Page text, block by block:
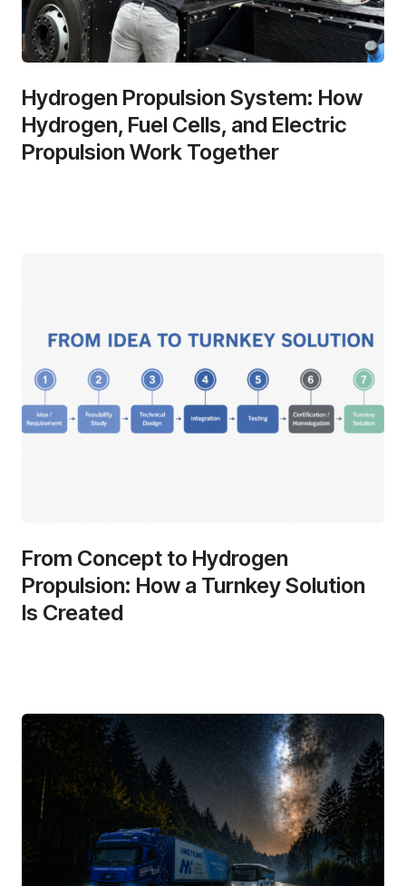
Hydrogen Propulsion System: How
Hydrogen, Fuel Cells, and Electric
Propulsion Work Together
From Concept to Hydrogen
Propulsion: How a Turnkey Solution
Is Created